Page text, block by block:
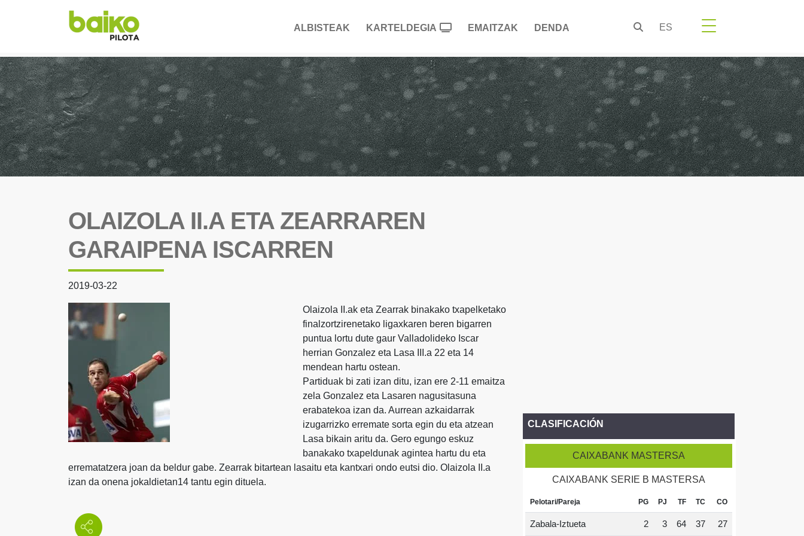
ALBISTEAK KARTELDEGIA EMAITZAK DENDA ES
OLAIZOLA II.A ETA ZEARRAREN
GARAIPENA ISCARREN
2019-03-22
Olaizola II.ak eta Zearrak binakako txapelketako
finalzortzirenetako ligaxkaren beren bigarren
puntua lortu dute gaur Valladolideko Iscar
herrian Gonzalez eta Lasa III.a 22 eta 14
mendean hartu ostean.
Partiduak bi zati izan ditu, izan ere 2-11 emaitza
zela Gonzalez eta Lasaren nagusitasuna
erabatekoa izan da. Aurrean azkaidarrak
izugarrizko erremate sorta egin du eta atzean
Lasa bikain aritu da. Gero egungo eskuz
banakako txapeldunak agintea hartu du eta
errematatzera joan da beldur gabe. Zearrak bitartean lasaitu eta kantxari ondo eutsi dio. Olaizola II.a
izan da onena jokaldietan14 tantu egin dituela.
CLASIFICACIÓN
CAIXABANK MASTERSA
CAIXABANK SERIE B MASTERSA
Pelotari/Pareja PG PJ TF TC CO
Zabala-Iztueta 2 3 64 37 27